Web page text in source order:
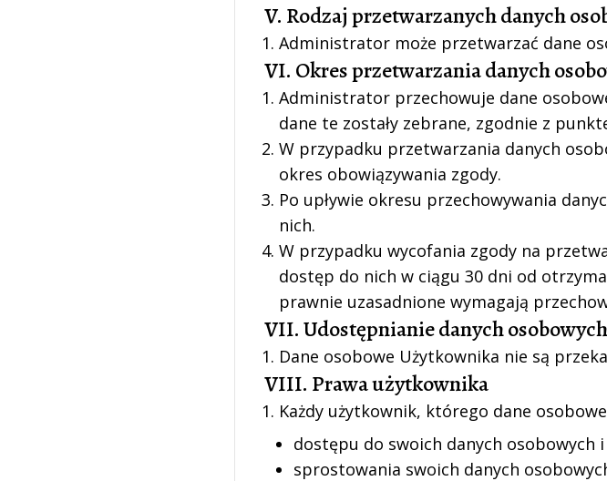
V. Rodzaj przetwarzanych danych
Administrator może przetwarzać dane
VI. Okres przetwarzania danych
Administrator przechowuje dane
dane te zostały zebrane, zgodnie z
W przypadku przetwarzania danych
okres obowiązywania zgody.
Po upływie okresu przechowywania
nich.
W przypadku wycofania zgody na
dostęp do nich w ciągu 30 dni od
prawnie uzasadnione wymagają
VII. Udostępnianie danych osobowych
Dane osobowe Użytkownika nie są
VIII. Prawa użytkownika
Każdy użytkownik, którego dane
dostępu do swoich danych osobowych
sprostowania swoich danych